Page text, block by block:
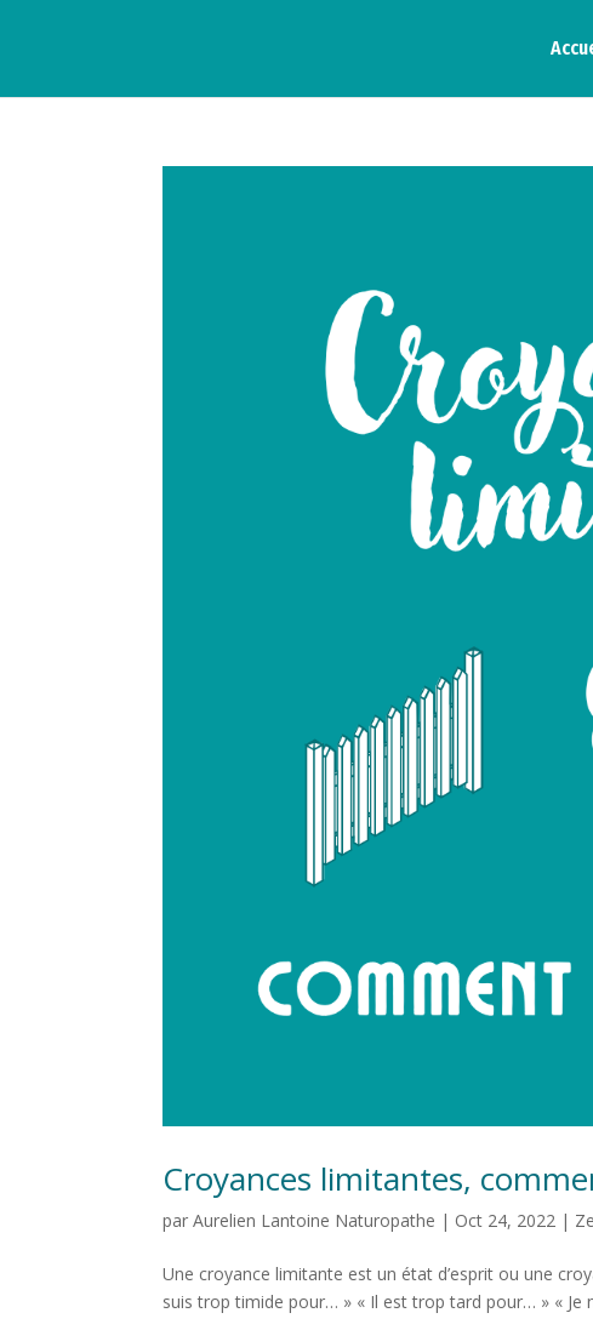
Croyances limitantes,
parAurelien Lantoine Naturopathe | Oct 24, 2022 |
Une croyance limitante est un état d’esprit ou une
suis trop timide pour… » « Il est trop tard pour… » « Je